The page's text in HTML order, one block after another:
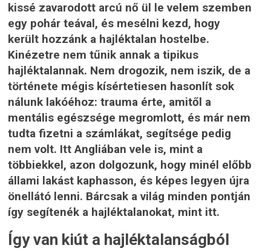
kissé zavarodott arcú nő ül le velem szemben
egy pohár teával, és mesélni kezd, hogy
került hozzánk a hajléktalan hostelbe.
Kinézetre nem tűnik annak a tipikus
hajléktalannak. Nem drogozik, nem iszik, de a
története mégis kísértetiesen hasonlít sok
nálunk lakóéhoz: trauma érte, amitől a
mentális egészsége megromlott, és már nem
tudta fizetni a számlákat, segítsége pedig
nem volt. Itt Angliában vele is, mint a
többiekkel, azon dolgozunk, hogy minél előbb
állami lakást kaphasson, és képes legyen újra
önellátó lenni. Bárcsak a világ minden pontján
így segítenék a hajléktalanokat, mint itt.
Így van kiút a hajléktalanságból